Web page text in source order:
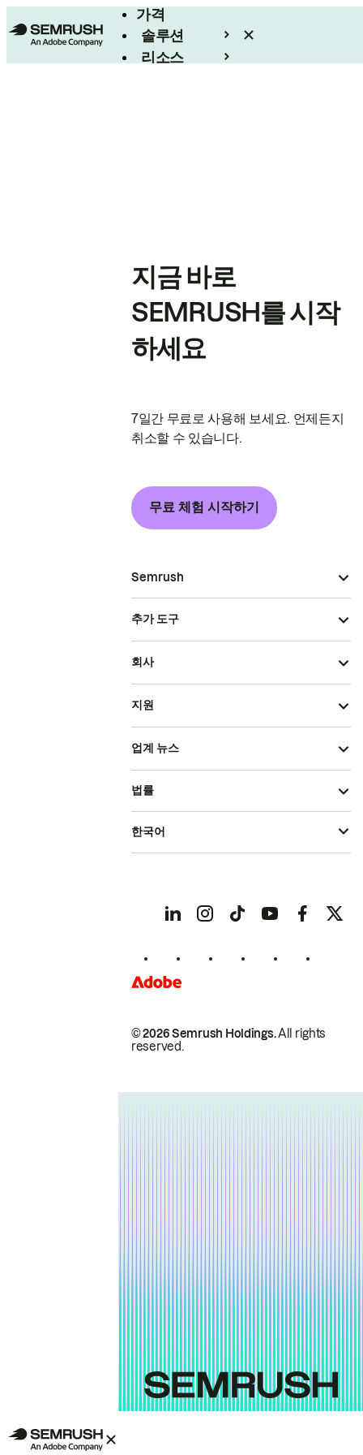
가격
솔루션
리소스
지금 바로
SEMRUSH를 시작
하세요
7일간 무료로 사용해 보세요. 언제든지
취소할 수 있습니다.
무료 체험 시작하기
Semrush
추가 도구
회사
지원
업계 뉴스
© 2026 Semrush Holdings.All rights
reserved.
법률
한국어